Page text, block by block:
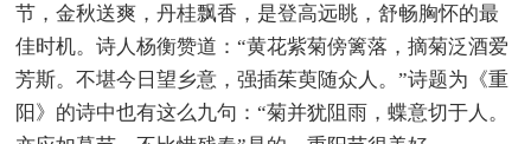
节，金秋送爽，丹桂飘香，是登高远眺，舒畅胸怀的最
佳时机。诗人杨衡赞道：“黄花紫菊傍篱落，摘菊泛酒爱
芳斯。不堪今日望乡意，强插茱萸随众人。”诗题为《重
阳》的诗中也有这么九句：“菊并犹阻雨，蝶意切于人。